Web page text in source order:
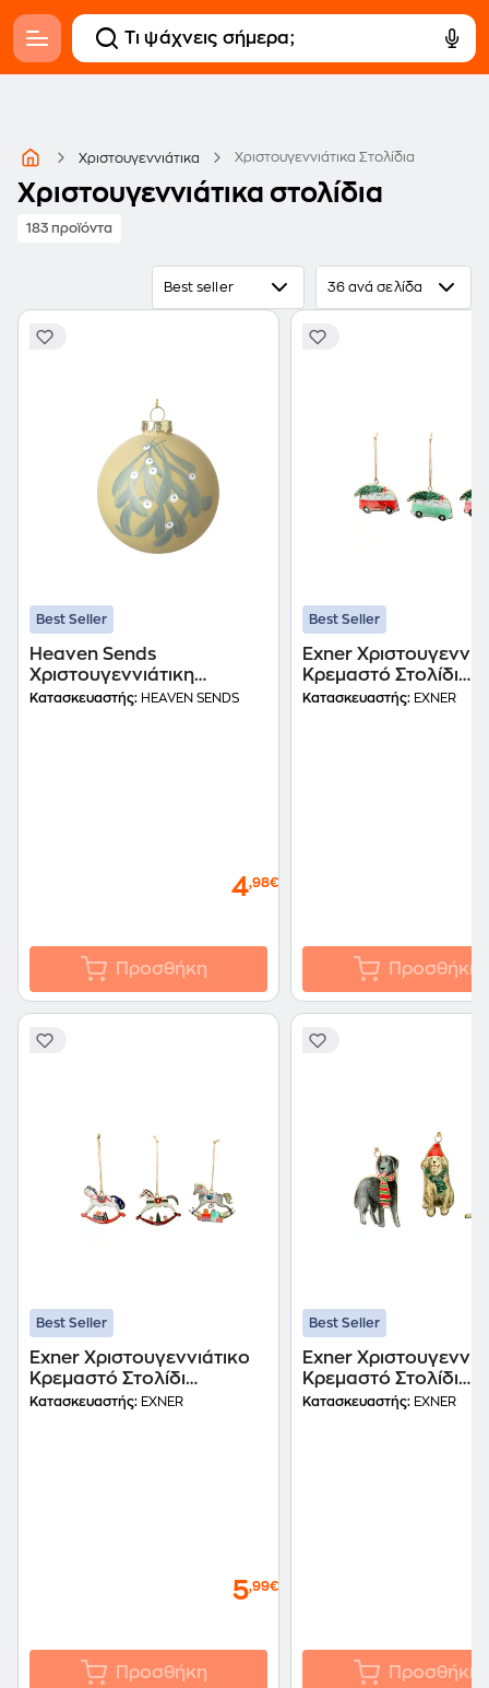
Χριστουγεννιάτικα Χριστουγεννιάτικα Στολίδια
Χριστουγεννιάτικα στολίδια
183 προϊόντα
Best seller 36 ανά σελίδα
Best Seller
Heaven Sends
Χριστουγεννιάτικη
Κρεμαστή Μπάλα Γκι -
Κατασκευαστής: HEAVEN SENDS
4,98€
Προσθήκη
Best Seller
Exner
Κρεμαστό Στολίδι
Μεταλλικό - Βαν με
Κατασκευαστής: EXNER
Προσθήκη
Best Seller
Exner Χριστουγεννιάτικο
Κρεμαστό Στολίδι
Μεταλλικό - Παιδικό
Κατασκευαστής: EXNER
5,99€
Προσθήκη
Best Seller
Exner
Κρεμαστό Στολίδι
Μεταλλικό - Σκυλάκι
Κατασκευαστής: EXNER
Προσθήκη